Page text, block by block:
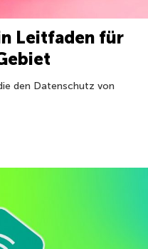
Leitfaden für
den Datenschutz von